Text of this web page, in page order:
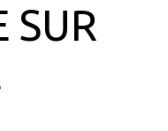
SUR